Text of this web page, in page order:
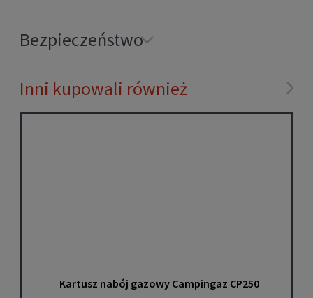
Bezpieczeństwo
Inni kupowali również
Kartusz nabój gazowy Campingaz CP250